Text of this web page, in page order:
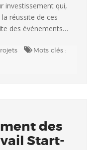
investissement qui,
réussite de ces
des événements…
Mots clés :
des
Start-